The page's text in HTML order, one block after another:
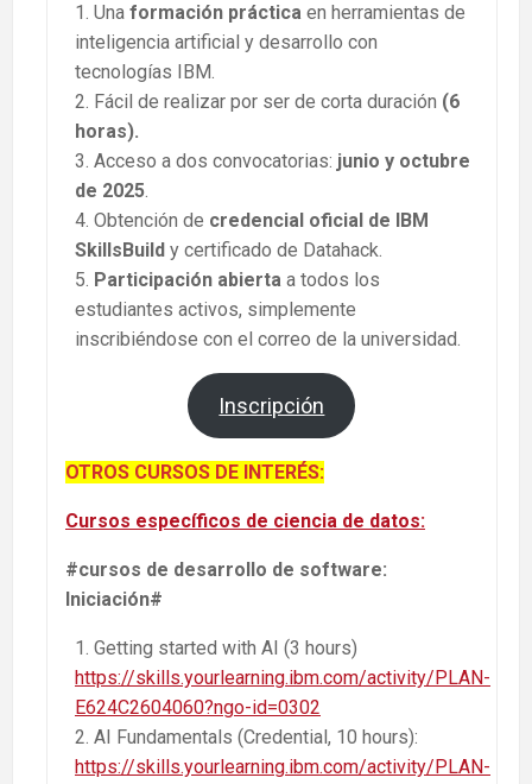
Una formación práctica en herramientas de
inteligencia artificial y desarrollo con
tecnologías IBM.
Fácil de realizar por ser de corta duración (6
horas).
Acceso a dos convocatorias: junio y octubre
de 2025.
Obtención de credencial oficial de IBM
SkillsBuild y certificado de Datahack.
Participación abierta a todos los
estudiantes activos, simplemente
inscribiéndose con el correo de la universidad.
Inscripción
OTROS CURSOS DE INTERÉS:
Cursos específicos de ciencia de datos:
#cursos de desarrollo de software:
Iniciación#
Getting started with AI (3 hours)
https://skills.yourlearning.ibm.com/activity/PLAN-
E624C2604060?ngo-id=0302
AI Fundamentals (Credential, 10 hours):
https://skills.yourlearning.ibm.com/activity/PLAN-